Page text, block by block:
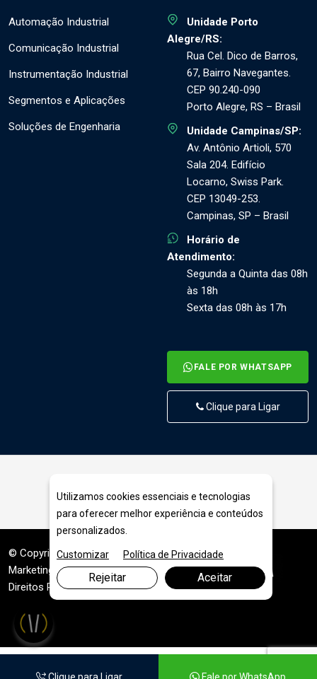
Automação Industrial
Comunicação Industrial
Instrumentação Industrial
Segmentos e Aplicações
Soluções de Engenharia
Unidade Porto
Alegre/RS:
Rua Cel. Dico de Barros,
67, Bairro Navegantes.
CEP 90.240-090
Porto Alegre, RS – Brasil
Unidade Campinas/SP:
Av. Antônio Artioli, 570
Sala 204. Edifício
Locarno, Swiss Park.
CEP 13049-253.
Campinas, SP – Brasil
Horário de
Atendimento:
Segunda a Quinta das 08h
às 18h
Sexta das 08h às 17h
FALE POR WHATSAPP
Clique para Ligar
Rádio modem LoraWan RS485 - RAK7431
© Copyright 2026. DIVIA
Marketing Digital. Todos os
Direitos Reservados
Utilizamos cookies essenciais e tecnologias
para oferecer melhor experiência e conteúdos
personalizados.
Customizar Política de Privacidade
Rejeitar Aceitar